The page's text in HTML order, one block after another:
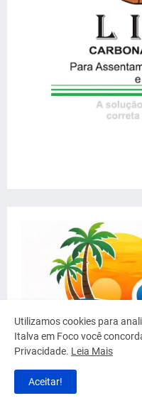
Utilizamos cookies para
Italva em Foco você
Privacidade. Leia Mais
Aceitar!